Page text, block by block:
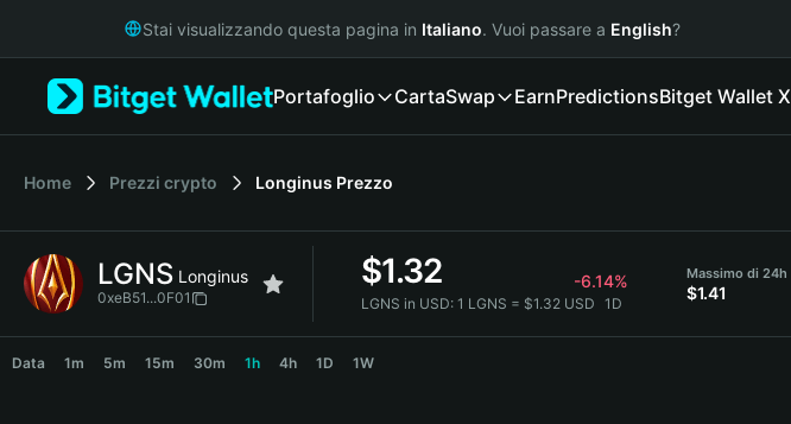
Русский
Italiano
简体中文
繁體中文
Bahasa Indonesia
Stai visualizzando questa pagina in Italiano. Vuoi passare a English?
Portafoglio CartaSwap EarnPredictionsBitget Wallet X
Home Prezzi crypto Longinus Prezzo
LGNS Longinus
0xeB51...0F01
$1.32 -6.14%
LGNS in USD: 1 LGNS = $1.32 USD 1D
Massimo di 24h
$1.41
Data 1m 5m 15m 30m 1h 4h 1D 1W